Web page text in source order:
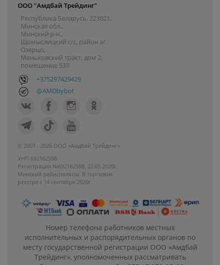
ООО "Амдбай Трейдинг"
Республика Беларусь, 223021,
Минская обл.,
Минский р-н.,
Щомыслицкий с/с, район аг.
Озерцо,
Меньковский тракт, дом 2,
помещение 533
+375297429429
@AMDbybot
© 2007 - 2026 ООО «Амдбай Трейдинг»
УНП 692162598
Регистрация №692162598, 22.05.2020г.
Минский райисполком. В торговом
реестре с 14 сентября 2020г.
Номер телефона работников местных
исполнительных и распорядительных органов по
месту государственной регистрации ООО «Амдбай
Трейдинг», уполномоченных рассматривать